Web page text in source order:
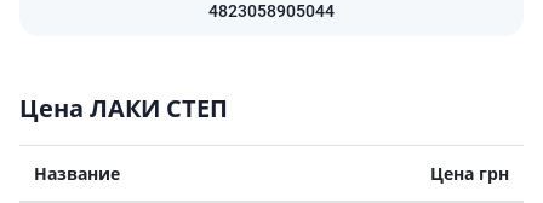
4823058905044
Цена ЛАКИ СТЕП
Название Цена грн